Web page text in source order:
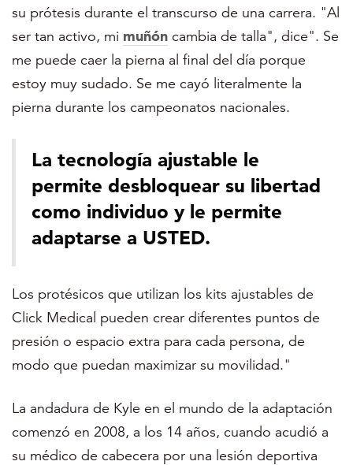
su prótesis durante el transcurso de una carrera. "Al
ser tan activo, mi muñón cambia de talla", dice". Se
me puede caer la pierna al final del día porque
estoy muy sudado. Se me cayó literalmente la
pierna durante los campeonatos nacionales.
La tecnología ajustable le
permite desbloquear su libertad
como individuo y le permite
adaptarse a USTED.
Los protésicos que utilizan los kits ajustables de
Click Medical pueden crear diferentes puntos de
presión o espacio extra para cada persona, de
modo que puedan maximizar su movilidad."
La andadura de Kyle en el mundo de la adaptación
comenzó en 2008, a los 14 años, cuando acudió a
su médico de cabecera por una lesión deportiva